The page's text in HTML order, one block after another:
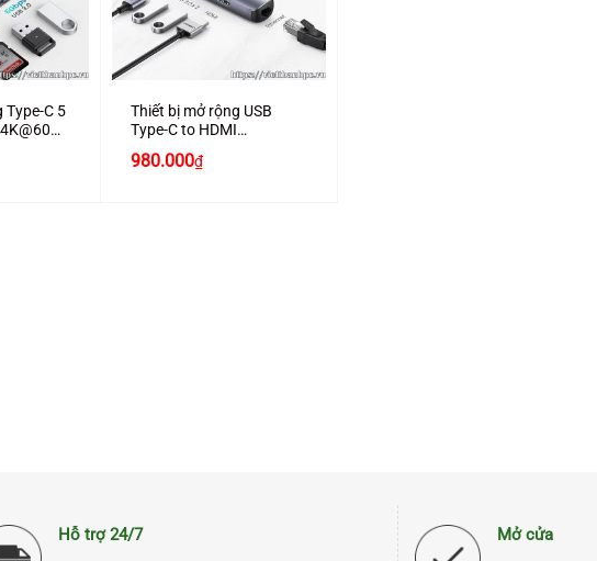
Type-C 5
20934
+
Thiết bị mở rộng USB
Type-C to HDMI
Gigabit/ PD 100W Ugreen
980.000₫
Hỗ trợ 24/7 Mở cửa